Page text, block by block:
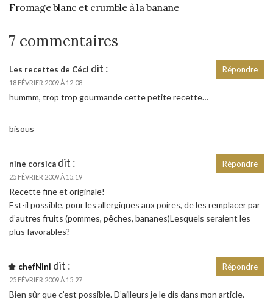
Fromage blanc et crumble à la banane
7 commentaires
Les recettes de Céci dit :
18 FÉVRIER 2009 À 12:08
hummm, trop trop gourmande cette petite recette…
bisous
Répondre
nine corsica dit :
25 FÉVRIER 2009 À 15:19
Recette fine et originale!
Est-il possible, pour les allergiques aux poires, de les remplacer par
d’autres fruits (pommes, pêches, bananes)Lesquels seraient les
plus favorables?
Répondre
chefNini dit :
25 FÉVRIER 2009 À 15:27
Bien sûr que c’est possible. D’ailleurs je le dis dans mon article.
Répondre